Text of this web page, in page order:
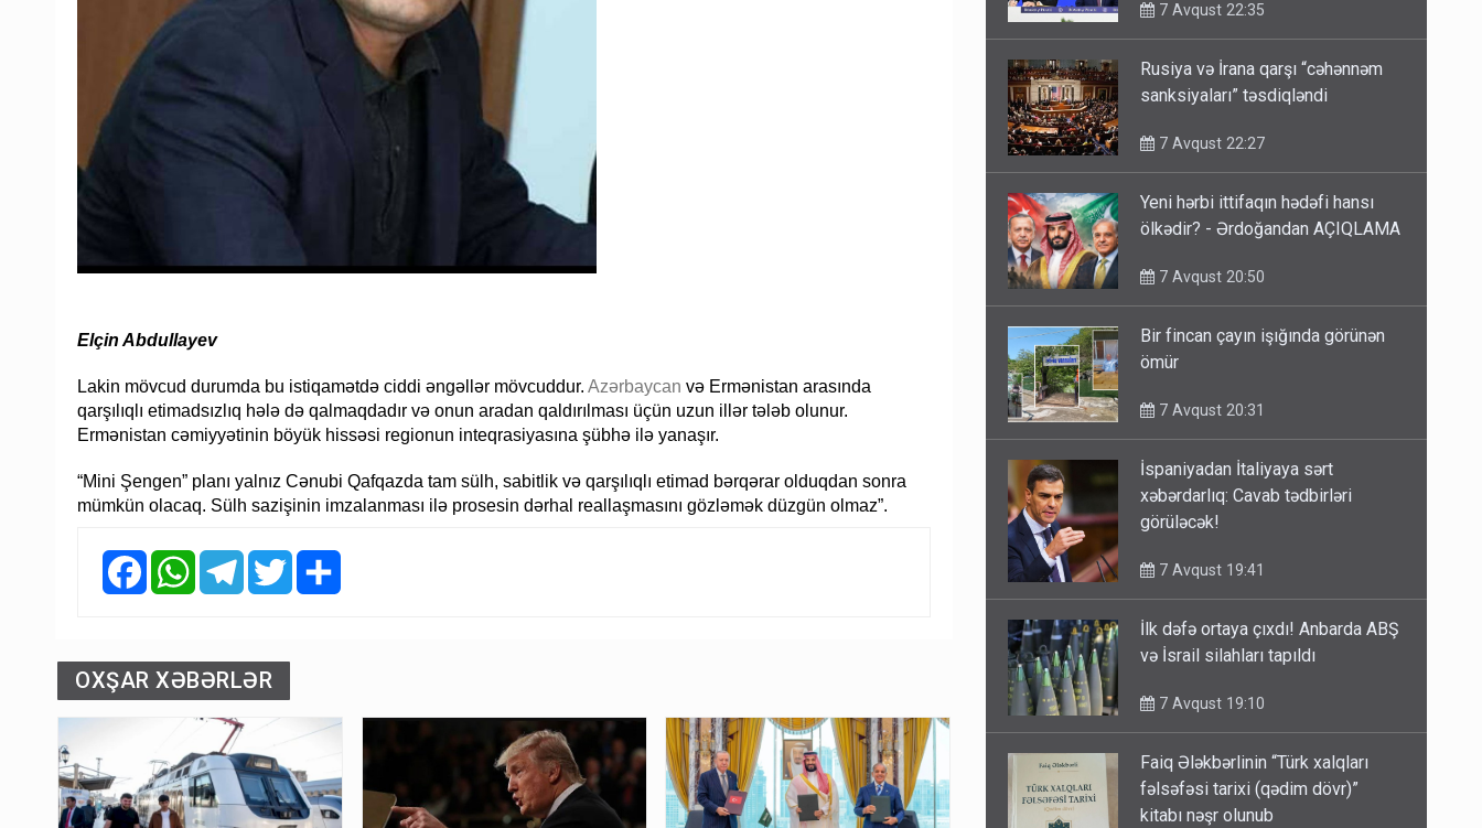
Elçin Abdullayev
Lakin mövcud durumda bu istiqamətdə ciddi əngəllər mövcuddur. Azərbaycan və Ermənistan arasında
qarşılıqlı etimadsızlıq hələ də qalmaqdadır və onun aradan qaldırılması üçün uzun illər tələb olunur.
Ermənistan cəmiyyətinin böyük hissəsi regionun inteqrasiyasına şübhə ilə yanaşır.
“Mini Şengen” planı yalnız Cənubi Qafqazda tam sülh, sabitlik və qarşılıqlı etimad bərqərar olduqdan sonra
mümkün olacaq. Sülh sazişinin imzalanması ilə prosesin dərhal reallaşmasını gözləmək düzgün olmaz”.
FacebookWhatsAppTelegramTwitter
OXŞAR XƏBƏRLƏR
7 Avqust 22:35
Rusiya və İrana qarşı “cəhənnəm
sanksiyaları” təsdiqləndi
7 Avqust 22:27
Yeni hərbi ittifaqın hədəfi hansı
ölkədir? - Ərdoğandan AÇIQLAMA
7 Avqust 20:50
Bir fincan çayın işığında görünən
ömür
7 Avqust 20:31
İspaniyadan İtaliyaya sərt
xəbərdarlıq: Cavab tədbirləri
görüləcək!
7 Avqust 19:41
İlk dəfə ortaya çıxdı! Anbarda ABŞ
və İsrail silahları tapıldı
7 Avqust 19:10
Faiq Ələkbərlinin “Türk xalqları
fəlsəfəsi tarixi (qədim dövr)”
kitabı nəşr olunub